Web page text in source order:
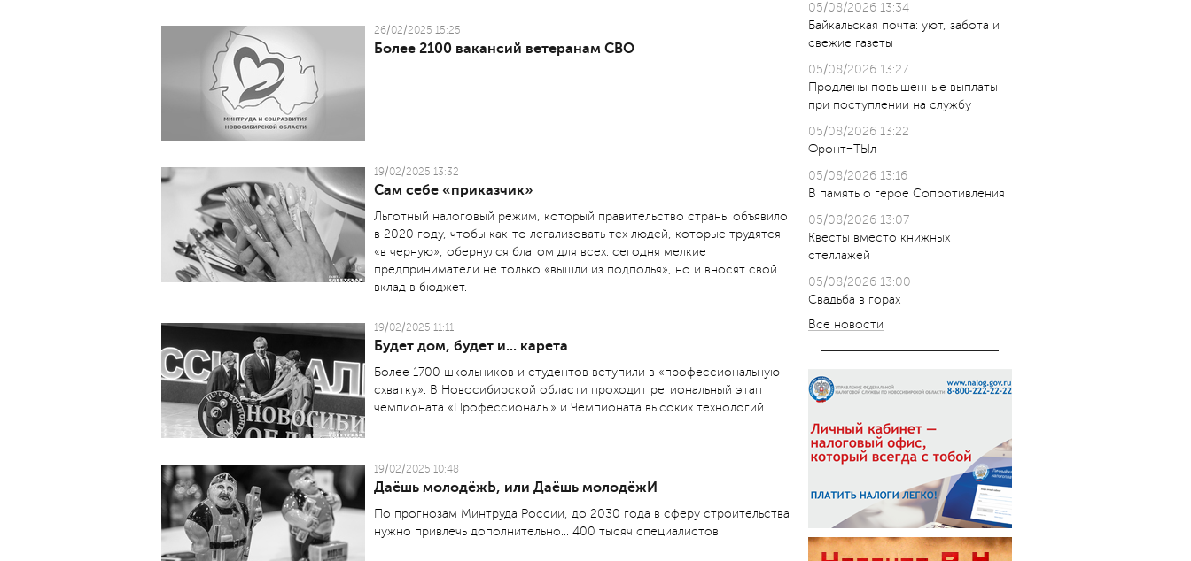
26/02/2025 15:25
Более 2100 вакансий ветеранам СВО
19/02/2025 13:32
Сам себе «приказчик»
Льготный налоговый режим, который правительство страны объявило
в 2020 году, чтобы как-то легализовать тех людей, которые трудятся
«в черную», обернулся благом для всех: сегодня мелкие
предприниматели не только «вышли из подполья», но и вносят свой
вклад в бюджет.
19/02/2025 11:11
Будет дом, будет и... карета
Более 1700 школьников и студентов вступили в «профессиональную
схватку». В Новосибирской области проходит региональный этап
чемпио­ната «Профессионалы» и Чемпионата высоких технологий.
19/02/2025 10:48
Даёшь молодёжЬ, или Даёшь молодёжИ
По прогнозам Минтруда России, до 2030 года в сферу строительства
нужно привлечь дополнительно... 400 тысяч специалистов.
05/08/2026 13:34
Байкальская почта: уют, забота и
свежие газеты
05/08/2026 13:27
Продлены повышенные выплаты
при поступлении на службу
05/08/2026 13:22
Фронт=ТЫл
05/08/2026 13:16
В память о герое Сопротивления
05/08/2026 13:07
Квесты вместо книжных
стеллажей
05/08/2026 13:00
Свадьба в горах
Все новости